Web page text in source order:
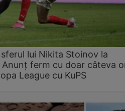
lui Nikita Stoinov la
ferm cu doar câteva
League cu KuPS